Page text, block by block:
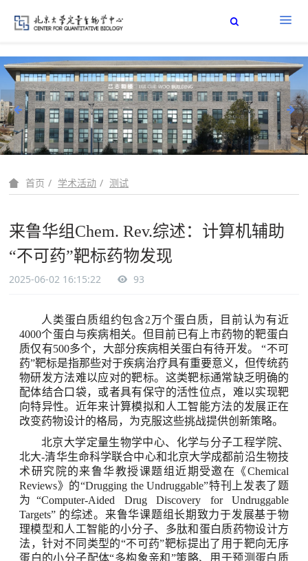
首页 学术活动 测试
来鲁华组Chem. Rev.综述：计算机辅助
“不可药”靶标药物发现
2025-06-02 16:15:22 93
人类蛋白质组约包含2万个蛋白质，目前认为有近
4000个蛋白与疾病相关。但目前已有上市药物的靶蛋白
质仅有500多个，大部分疾病相关蛋白有待开发。 “不可
药”靶标是指那些对于疾病治疗具有重要意义，但传统药
物研发方法难以应对的靶标。这类靶标通常缺乏明确的
配体结合口袋，或者具有保守的活性位点，难以实现靶
向特异性。近年来计算模拟和人工智能方法的发展正在
改变药物设计的格局，为克服这些挑战提供创新策略。
北京大学定量生物学中心、化学与分子工程学院、
北大-清华生命科学联合中心和北京大学成都前沿生物技
术研究院的来鲁华教授课题组近期受邀在《Chemical
Reviews》的“Drugging the Undruggable”特刊上发表了题
为“Computer-Aided Drug Discovery for Undruggable
Targets” 的综述。来鲁华课题组长期致力于发展基于物
理模型和人工智能的小分子、多肽和蛋白质药物设计方
法，针对不同类型的“不可药”靶标提出了用于靶向无序
蛋白的小分子配体“多构象亲和”策略、用于预测蛋白质